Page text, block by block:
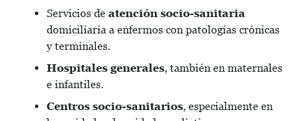
Servicios de atención socio-sanitaria
domiciliaria a enfermos con patologías crónicas
y terminales.
Hospitales generales, también en maternales
e infantiles.
Centros socio-sanitarios, especialmente en